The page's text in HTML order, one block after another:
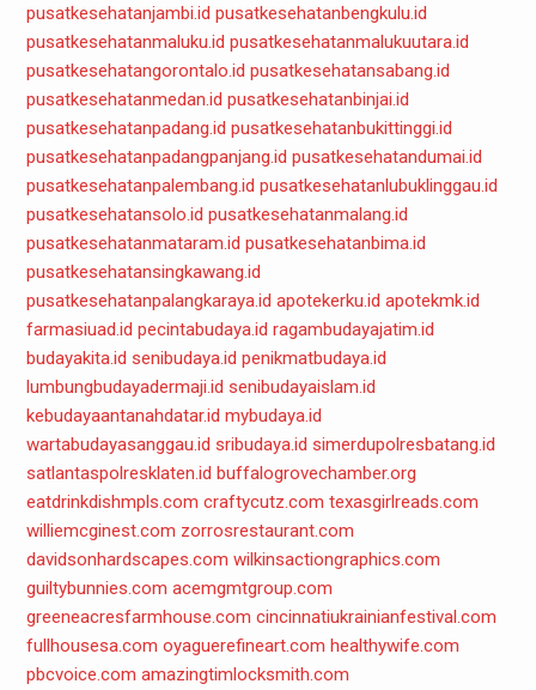
pusatkesehatanjambi.id pusatkesehatanbengkulu.id
pusatkesehatanmaluku.id pusatkesehatanmalukuutara.id
pusatkesehatangorontalo.id pusatkesehatansabang.id
pusatkesehatanmedan.id pusatkesehatanbinjai.id
pusatkesehatanpadang.id pusatkesehatanbukittinggi.id
pusatkesehatanpadangpanjang.id pusatkesehatandumai.id
pusatkesehatanpalembang.id pusatkesehatanlubuklinggau.id
pusatkesehatansolo.id pusatkesehatanmalang.id
pusatkesehatanmataram.id pusatkesehatanbima.id
pusatkesehatansingkawang.id
pusatkesehatanpalangkaraya.id apotekerku.id apotekmk.id
farmasiuad.id pecintabudaya.id ragambudayajatim.id
budayakita.id senibudaya.id penikmatbudaya.id
lumbungbudayadermaji.id senibudayaislam.id
kebudayaantanahdatar.id mybudaya.id
wartabudayasanggau.id sribudaya.id simerdupolresbatang.id
satlantaspolresklaten.id buffalogrovechamber.org
eatdrinkdishmpls.com craftycutz.com texasgirlreads.com
williemcginest.com zorrosrestaurant.com
davidsonhardscapes.com wilkinsactiongraphics.com
guiltybunnies.com acemgmtgroup.com
greeneacresfarmhouse.com cincinnatiukrainianfestival.com
fullhousesa.com oyaguerefineart.com healthywife.com
pbcvoice.com amazingtimlocksmith.com